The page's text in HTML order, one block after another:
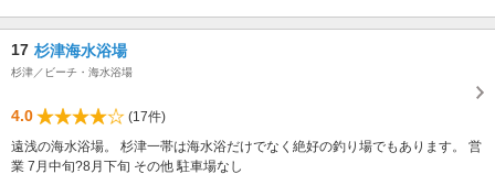
17 杉津海水浴場
杉津／ビーチ・海水浴場
4.0
(17件)
遠浅の海水浴場。 杉津一帯は海水浴だけでなく絶好の釣り場でもあります。 営
業 7月中旬?8月下旬 その他 駐車場なし